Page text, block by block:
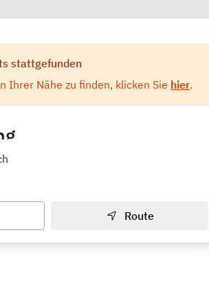
stattgefunden
Ihrer Nähe zu finden, klicken Sie hier.
Route